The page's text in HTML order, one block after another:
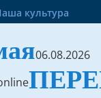
культура
06.08.2026